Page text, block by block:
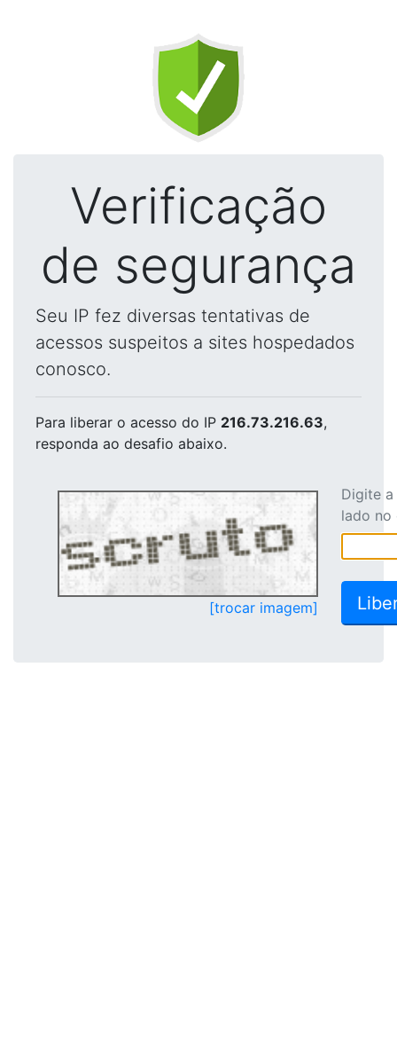
Verificação
de segurança
Seu IP fez diversas tentativas de
acessos suspeitos a sites hospedados
conosco.
Para liberar o acesso do IP 216.73.216.63,
responda ao desafio abaixo.
[trocar imagem]
Digite
lado no